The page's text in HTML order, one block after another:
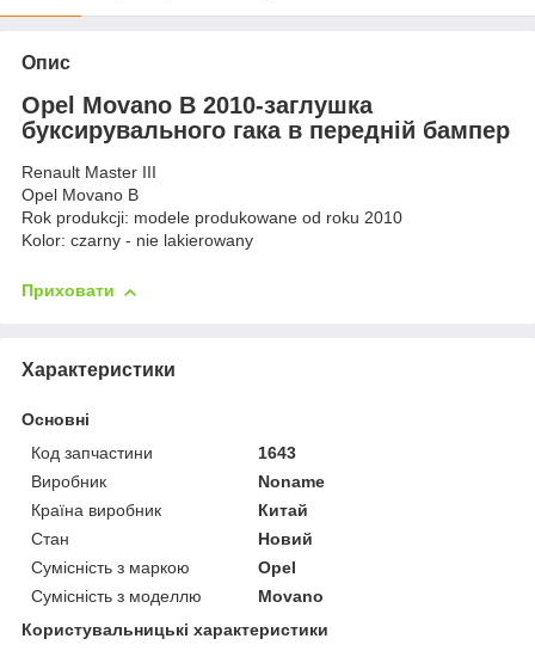
Опис
Opel Movano B 2010-заглушка
буксирувального гака в передній бампер
Renault Master III
Opel Movano B
Rok produkcji: modele produkowane od roku 2010
Kolor: czarny - nie lakierowany
Приховати
Характеристики
Основні
Код запчастини
1643
Виробник
Noname
Країна виробник
Китай
Стан
Новий
Сумісність з маркою
Opel
Сумісність з моделлю
Movano
Користувальницькі характеристики